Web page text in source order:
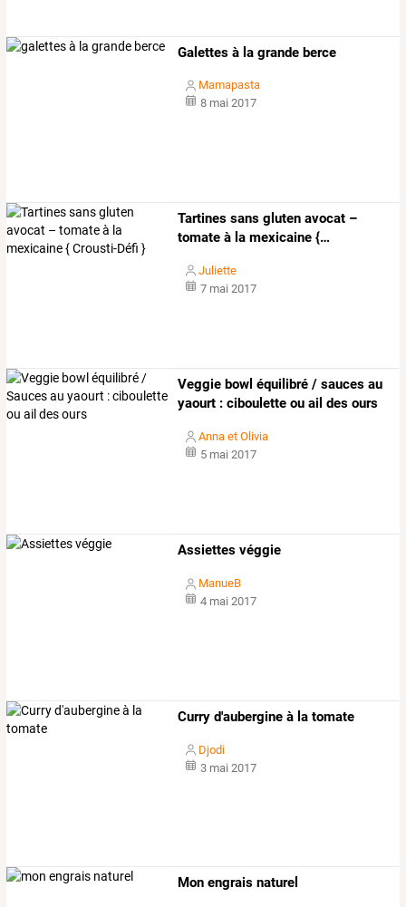
Galettes à la grande berce
Mamapasta
8 mai 2017
Tartines sans gluten avocat –
tomate à la mexicaine {…
Juliette
7 mai 2017
Veggie bowl équilibré / sauces au
yaourt : ciboulette ou ail des ours
Anna et Olivia
5 mai 2017
Assiettes véggie
ManueB
4 mai 2017
Curry d'aubergine à la tomate
Djodi
3 mai 2017
Mon engrais naturel